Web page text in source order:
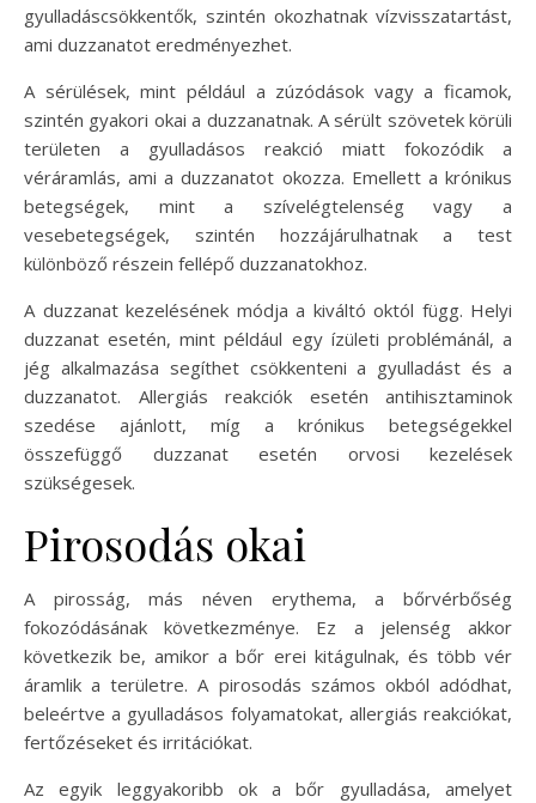
gyulladáscsökkentők, szintén okozhatnak vízvisszatartást,
ami duzzanatot eredményezhet.
A sérülések, mint például a zúzódások vagy a ficamok,
szintén gyakori okai a duzzanatnak. A sérült szövetek körüli
területen a gyulladásos reakció miatt fokozódik a
véráramlás, ami a duzzanatot okozza. Emellett a krónikus
betegségek, mint a szívelégtelenség vagy a
vesebetegségek, szintén hozzájárulhatnak a test
különböző részein fellépő duzzanatokhoz.
A duzzanat kezelésének módja a kiváltó októl függ. Helyi
duzzanat esetén, mint például egy ízületi problémánál, a
jég alkalmazása segíthet csökkenteni a gyulladást és a
duzzanatot. Allergiás reakciók esetén antihisztaminok
szedése ajánlott, míg a krónikus betegségekkel
összefüggő duzzanat esetén orvosi kezelések
szükségesek.
Pirosodás okai
A pirosság, más néven erythema, a bőrvérbőség
fokozódásának következménye. Ez a jelenség akkor
következik be, amikor a bőr erei kitágulnak, és több vér
áramlik a területre. A pirosodás számos okból adódhat,
beleértve a gyulladásos folyamatokat, allergiás reakciókat,
fertőzéseket és irritációkat.
Az egyik leggyakoribb ok a bőr gyulladása, amelyet